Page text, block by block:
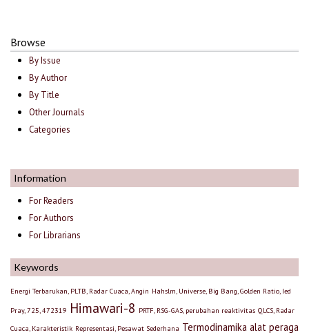
Browse
By Issue
By Author
By Title
Other Journals
Categories
Information
For Readers
For Authors
For Librarians
Keywords
Energi Terbarukan, PLTB, Radar Cuaca, Angin Hahslm, Universe, Big Bang, Golden Ratio, Ied
Pray, 725, 472319 Himawari-8 PRTF, RSG-GAS, perubahan reaktivitas QLCS, Radar
Cuaca, Karakteristik Representasi, Pesawat Sederhana Termodinamika alat peraga